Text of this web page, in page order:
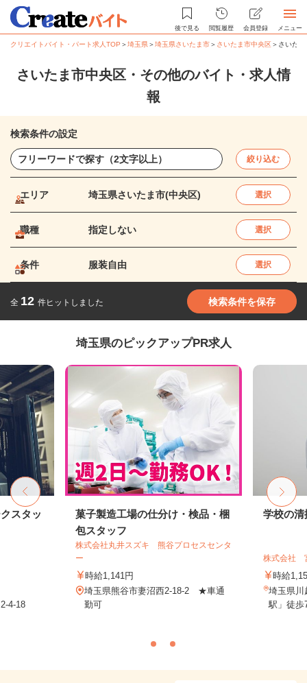
後で見る 閲覧履歴 会員登録 メニュー
クリエイトバイト・パート求人TOP ＞埼玉県＞埼玉県さいたま市＞ さいたま市中央区＞ さいた
さいたま市中央区・その他のバイト・求人情
報
検索条件の設定
絞り込む
エリア 埼玉県さいたま市(中央区) 選択
職種 指定しない 選択
条件 服装自由 選択
全 12 件ヒットしました 検索条件を保存
埼玉県のピックアップPR求人
スタッ
4-18
菓子製造工場の仕分け・検品・梱
包スタッフ
株式会社丸井スズキ 熊谷プロセスセンタ
ー
時給1,141円
埼玉県熊谷市妻沼西2-18-2 ★車通
勤可
学校の清
株式会社
時給
埼玉県川
駅」徒歩